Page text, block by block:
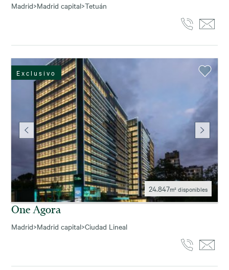
Madrid>Madrid capital>Tetuán
24.847m² disponibles
Exclusivo
One Agora
Madrid>Madrid capital>Ciudad Lineal